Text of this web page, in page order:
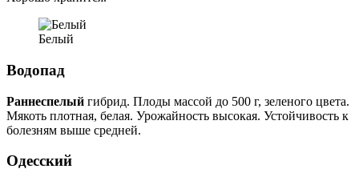
Белый
Водопад
Раннеспелый гибрид. Плоды массой до 500 г, зеленого цвета.
Мякоть плотная, белая. Урожайность высокая. Устойчивость к
болезням выше средней.
Одесский